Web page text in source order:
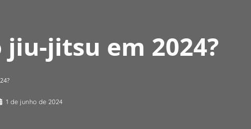
jitsu em 2024?
1 de junho de 2024